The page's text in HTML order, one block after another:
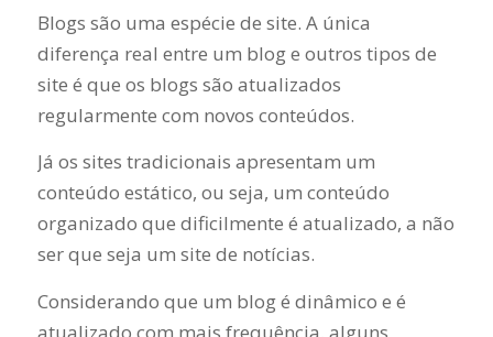
Blogs são uma espécie de site. A única
diferença real entre um blog e outros tipos de
site é que os blogs são atualizados
regularmente com novos conteúdos.
Já os sites tradicionais apresentam um
conteúdo estático, ou seja, um conteúdo
organizado que dificilmente é atualizado, a não
ser que seja um site de notícias.
Considerando que um blog é dinâmico e é
atualizado com mais frequência, alguns